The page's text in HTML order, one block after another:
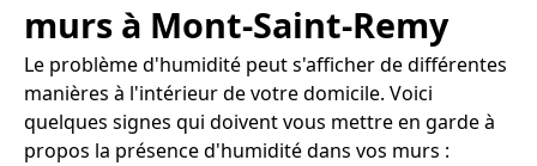
murs à Mont-Saint-Remy
Le problème d'humidité peut s'afficher de différentes
manières à l'intérieur de votre domicile. Voici
quelques signes qui doivent vous mettre en garde à
propos la présence d'humidité dans vos murs :